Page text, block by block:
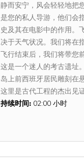
静而安宁，风会轻轻地把
是您的私人导游，他们会
史及其在电影中的作用。
决于天气状况。我们将在
飞行结束后，我们将带您
这是一个迷人的考古遗址
岛上前西班牙居民雕刻在
这里是古代工程的杰出见
持续时间: 02:00 小时